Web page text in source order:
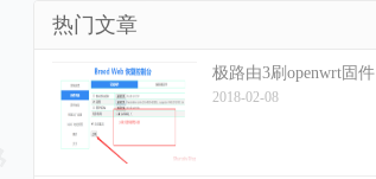
热门文章
极路由3刷openwrt固件
2018-02-08